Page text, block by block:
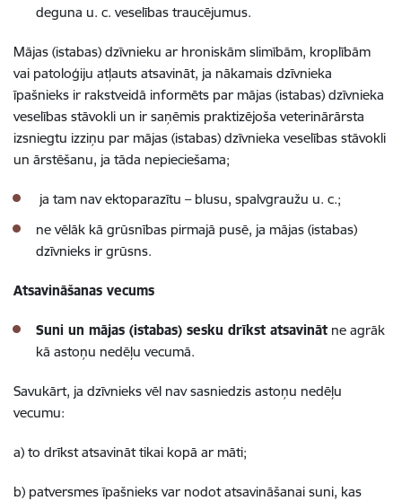
deguna u. c. veselības traucējumus.
Mājas (istabas) dzīvnieku ar hroniskām slimībām, kroplībām
vai patoloģiju atļauts atsavināt, ja nākamais dzīvnieka
īpašnieks ir rakstveidā informēts par mājas (istabas) dzīvnieka
veselības stāvokli un ir saņēmis praktizējoša veterinārārsta
izsniegtu izziņu par mājas (istabas) dzīvnieka veselības stāvokli
un ārstēšanu, ja tāda nepieciešama;
ja tam nav ektoparazītu – blusu, spalvgraužu u. c.;
ne vēlāk kā grūsnības pirmajā pusē, ja mājas (istabas)
dzīvnieks ir grūsns.
Atsavināšanas vecums
Suni un mājas (istabas) sesku drīkst atsavināt ne agrāk
kā astoņu nedēļu vecumā.
Savukārt, ja dzīvnieks vēl nav sasniedzis astoņu nedēļu
vecumu:
a) to drīkst atsavināt tikai kopā ar māti;
b) patversmes īpašnieks var nodot atsavināšanai suni, kas